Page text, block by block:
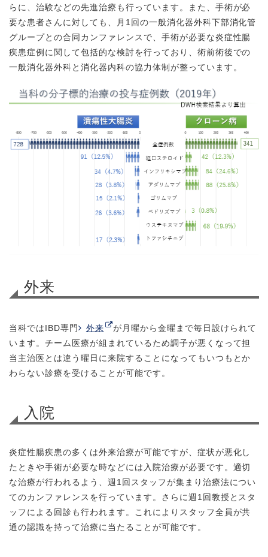
らに、治験などの先進治療も行っています。また、手術が必
要な患者さんに対しても、月1回の一般消化器外科下部消化管
グループとの合同カンファレンスで、手術が必要な炎症性腸
疾患症例に関して包括的な検討を行っており、術前術後での
一般消化器外科と消化器内科の協力体制が整っています。
外来
当科ではIBD専門 外来
が月曜から金曜まで毎日設けられて
います。チーム医療が組まれているため調子が悪くなって担
当主治医とは違う曜日に来院することになってもいつもとか
わらない診療を受けることが可能です。
入院
炎症性腸疾患の多くは外来治療が可能ですが、症状が悪化し
たときや手術が必要な時などには入院治療が必要です。適切
な治療が行われるよう、週1回スタッフが集まり治療法につい
てのカンファレンスを行っています。さらに週1回教授とスタ
ッフによる回診も行われます。これによりスタッフ全員が共
通の認識を持って治療に当たることが可能です。